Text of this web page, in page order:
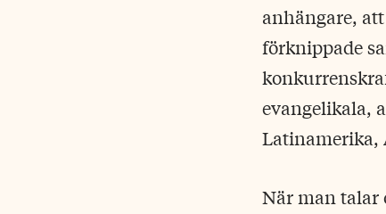
anhängare,
förknippade
evangelikala,
Latinamerika,
När man talar